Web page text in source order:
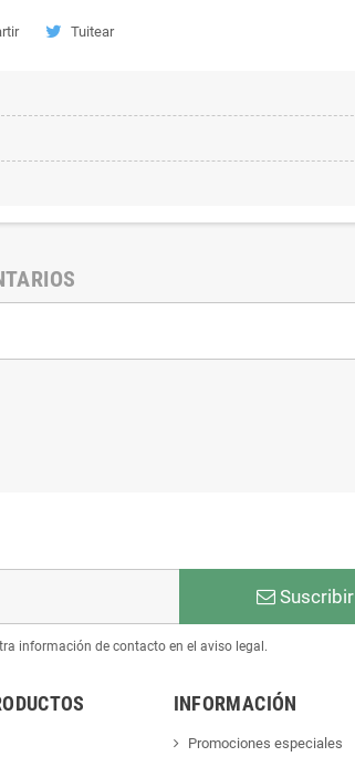
Tuitear
Suscribir
información de contacto en el aviso legal.
INFORMACIÓN
Promociones especiales